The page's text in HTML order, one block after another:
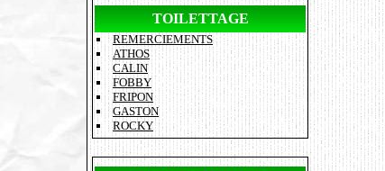
TOILETTAGE
REMERCIEMENTS
ATHOS
CALIN
FOBBY
FRIPON
GASTON
ROCKY